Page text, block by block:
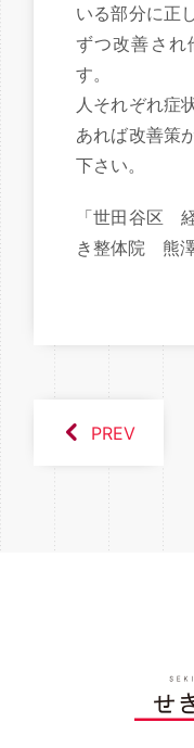
いる部分に正
ずつ改善され
す。
人それぞれ症
あれば改善策
下さい。
「世田谷区
き整体院 熊
PREV